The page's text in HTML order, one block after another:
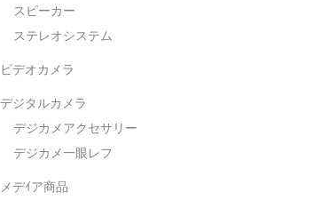
スピーカー
ステレオシステム
ビデオカメラ
デジタルカメラ
デジカメアクセサリー
デジカメ一眼レフ
メデｲア商品